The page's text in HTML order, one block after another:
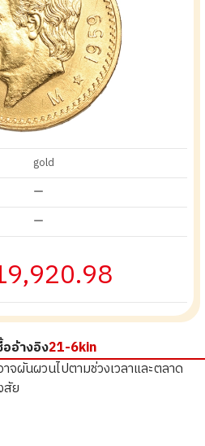
gold
ー
ー
อ้างอิง21-6kin
จผันผวนไปตามช่วงเวลาและตลาด
ย